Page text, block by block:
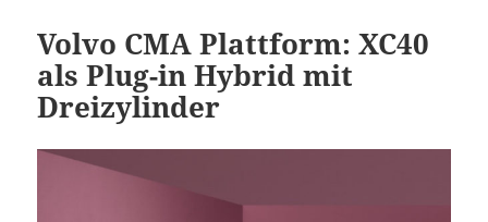
Volvo CMA Plattform: XC40
als Plug-in Hybrid mit
Dreizylinder